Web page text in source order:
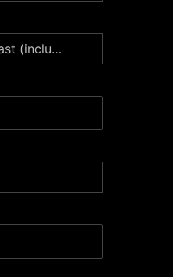
Ceramic Bead Blast (included)